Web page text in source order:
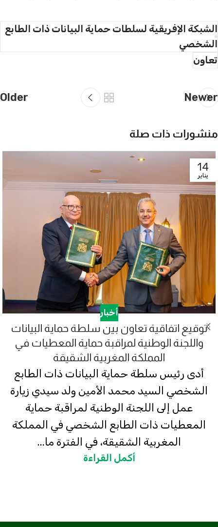
الشبكة الإفريقية لسلطات حماية البيانات ذات الطابع
الشخصي
تعاون
Newer
Older
منشورات ذات صلة
14
يناير
أخبار
توقيع اتفاقية تعاون بين سلطة حماية البيانات
واللجنة الوطنية لمراقبة حماية المعطيات في
المملكة المغربية الشقيقة
أدى رئيس سلطة حماية البيانات ذات الطابع
الشخصي السيد محمد الأمين ولد سيدي زيارة
عمل إلى اللجنة الوطنية لمراقبة حماية
المعطيات ذات الطابع الشخصي في المملكة
المغربية الشقيقة، في الفترة ما...
أكمل القراءة